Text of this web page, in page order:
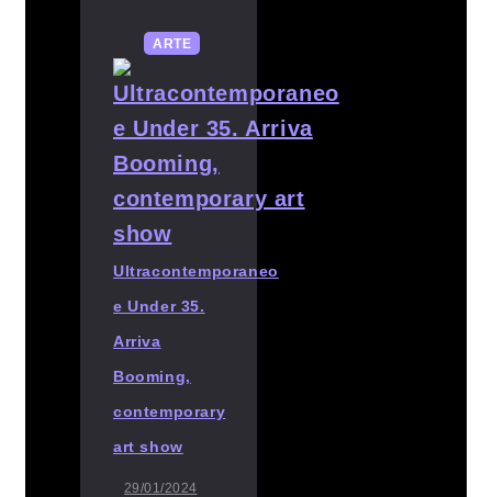
ARTE
Ultracontemporaneo
e Under 35.
Arriva
Booming,
contemporary
art show
29/01/2024